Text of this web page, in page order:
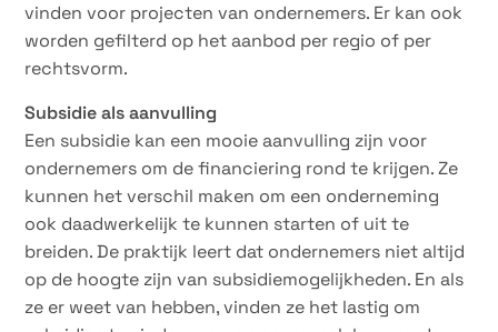
vinden voor projecten van ondernemers. Er kan ook
worden gefilterd op het aanbod per regio of per
rechtsvorm.
Subsidie als aanvulling
Een subsidie kan een mooie aanvulling zijn voor
ondernemers om de financiering rond te krijgen. Ze
kunnen het verschil maken om een onderneming
ook daadwerkelijk te kunnen starten of uit te
breiden. De praktijk leert dat ondernemers niet altijd
op de hoogte zijn van subsidiemogelijkheden. En als
ze er weet van hebben, vinden ze het lastig om